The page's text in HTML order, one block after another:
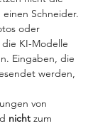
Schneider.
oder
die KI-Modelle
Eingaben, die
werden,
von
nicht zum